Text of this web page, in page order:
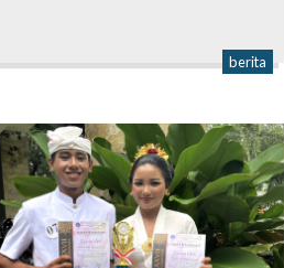
berita